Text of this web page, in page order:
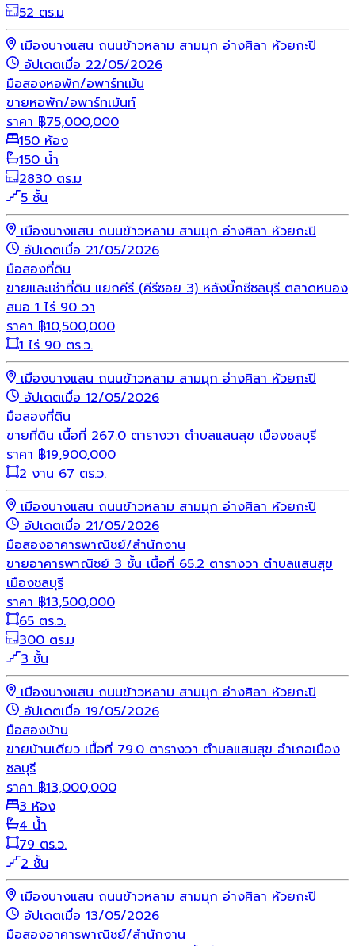
52 ตร.ม
เมืองบางแสน ถนนข้าวหลาม สามมุก อ่างศิลา ห้วยกะปิ
อัปเดตเมื่อ 22/05/2026
มือสองหอพัก/อพาร์ทเม้น
ขายหอพัก/อพาร์ทเม้นท์
ราคา ฿75,000,000
150 ห้อง
150 น้ำ
2830 ตร.ม
5 ชั้น
เมืองบางแสน ถนนข้าวหลาม สามมุก อ่างศิลา ห้วยกะปิ
อัปเดตเมื่อ 21/05/2026
มือสองที่ดิน
ขายและเช่าที่ดิน แยกคีรี (คีรีซอย 3) หลังบิ๊กซีชลบุรี ตลาดหนอง
สมอ 1 ไร่ 90 วา
ราคา ฿10,500,000
1 ไร่ 90 ตร.ว.
เมืองบางแสน ถนนข้าวหลาม สามมุก อ่างศิลา ห้วยกะปิ
อัปเดตเมื่อ 12/05/2026
มือสองที่ดิน
ขายที่ดิน เนื้อที่ 267.0 ตารางวา ตำบลแสนสุข เมืองชลบุรี
ราคา ฿19,900,000
2 งาน 67 ตร.ว.
เมืองบางแสน ถนนข้าวหลาม สามมุก อ่างศิลา ห้วยกะปิ
อัปเดตเมื่อ 21/05/2026
มือสองอาคารพาณิชย์/สำนักงาน
ขายอาคารพาณิชย์ 3 ชั้น เนื้อที่ 65.2 ตารางวา ตำบลแสนสุข
เมืองชลบุรี
ราคา ฿13,500,000
65 ตร.ว.
300 ตร.ม
3 ชั้น
เมืองบางแสน ถนนข้าวหลาม สามมุก อ่างศิลา ห้วยกะปิ
อัปเดตเมื่อ 19/05/2026
มือสองบ้าน
ขายบ้านเดียว เนื้อที่ 79.0 ตารางวา ตำบลแสนสุข อำเภอเมือง
ชลบุรี
ราคา ฿13,000,000
3 ห้อง
4 น้ำ
79 ตร.ว.
2 ชั้น
เมืองบางแสน ถนนข้าวหลาม สามมุก อ่างศิลา ห้วยกะปิ
อัปเดตเมื่อ 13/05/2026
มือสองอาคารพาณิชย์/สำนักงาน